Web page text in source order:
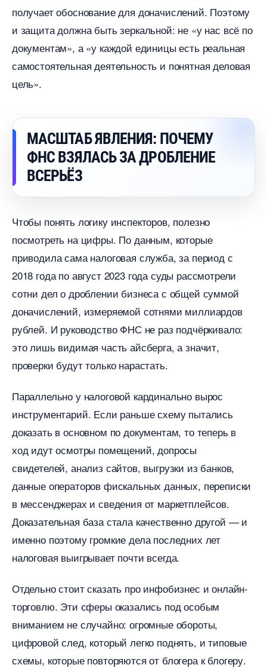
получает обоснование для доначислений. Поэтому
и защита должна быть зеркальной: не «у нас всё по
документам», а «у каждой единицы есть реальная
самостоятельная деятельность и понятная деловая
цель».
МАСШТАБ ЯВЛЕНИЯ: ПОЧЕМУ
ФНС ВЗЯЛАСЬ ЗА ДРОБЛЕНИЕ
СЕРЬЁЗ
Чтобы понять логику инспекторов, полезно
посмотреть на цифры. По данным, которые
приводила сама налоговая служба, за период с
2018 года по август 2023 года суды рассмотрели
сотни дел о дроблении бизнеса с общей суммой
доначислений, измеряемой сотнями миллиардо
рублей. И руководство ФНС не раз подчёркивало:
это лишь видимая часть айсберга, а значит,
проверки будут только нарастать.
Параллельно у налоговой кардинально вырос
инструментарий. Если раньше схему пытались
доказать в основном по документам, то теперь
ход идут осмотры помещений, допросы
свидетелей, анализ сайтов, выгрузки из банков,
данные операторов фискальных данных, переписки
мессенджерах и сведения от маркетплейсов.
Доказательная база стала качественно другой — и
именно поэтому громкие дела последних лет
налоговая выигрывает почти всегда.
Отдельно стоит сказать про инфобизнес и онлайн-
торговлю. Эти сферы оказались под особым
ниманием не случайно: огромные обороты,
цифровой след, который легко поднять, и типовые
схемы, которые повторяются от блогера к блогеру.